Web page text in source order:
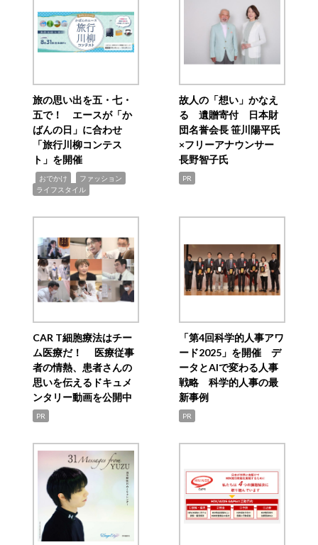
旅の思い出を五・七・
五で！ エースが「か
ばんの日」に合わせ
「旅行川柳コンテス
ト」を開催
おでかけ ファッション
ライフスタイル
故人の「想い」かなえ
る 遺贈寄付 日本財
団名誉会長 笹川陽平氏
×フリーアナウンサー
長野智子氏
PR
CAR T細胞療法はチー
ム医療だ！ 医療従事
者の情熱、患者さんの
思いを伝えるドキュメ
ンタリー動画を公開中
PR
「第4回科学的人事アワ
ード2025」を開催 デ
ータとAIで変わる人事
戦略 科学的人事の最
新事例
PR